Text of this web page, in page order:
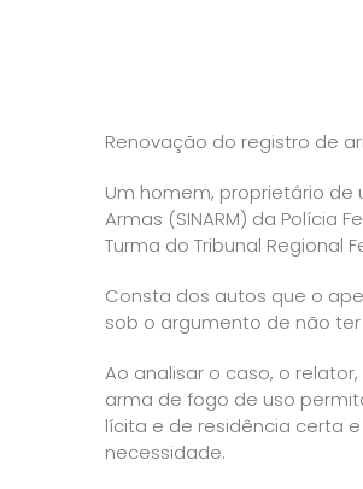
Renovação do registro de
Um homem, proprietário de
Armas (SINARM) da Polícia
Turma do Tribunal Regional
Consta dos autos que o
sob o argumento de não
Ao analisar o caso, o
arma de fogo de uso
lícita e de residência certa
necessidade.